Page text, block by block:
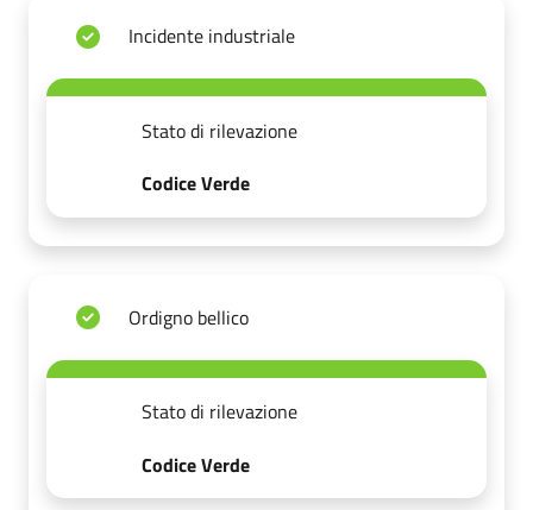
Incidente industriale
Stato di rilevazione
Codice Verde
Ordigno bellico
Stato di rilevazione
Codice Verde